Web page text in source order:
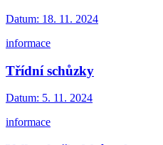
Datum: 18. 11. 2024
informace
Třídní schůzky
Datum: 5. 11. 2024
informace